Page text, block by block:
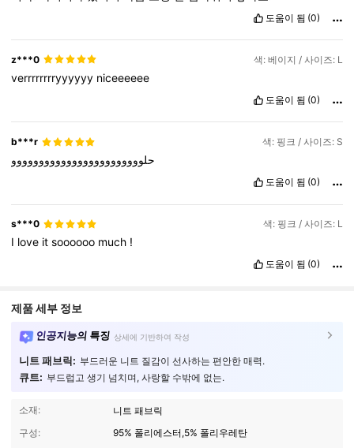
도움이 됨 (0)
z***0 색: 베이지 / 사이즈: L
verrrrrrrryyyyyy niceeeeee
도움이 됨 (0)
b***r 색: 핑크 / 사이즈: S
حلوووووووووووووووووووووووو
도움이 됨 (0)
s***0 색: 핑크 / 사이즈: L
I love itsoooooo much !
도움이 됨 (0)
제품 세부 정보
인공지능의 특징 상세에 기반하여 작성
니트 패브릭: 부드러운 니트 질감이 선사하는 편안한 매력.
큐트: 부드럽고 생기 넘치며, 사랑할 수밖에 없는.
소재:
니트 패브릭
구성:
95% 폴리에스터,5% 폴리우레탄